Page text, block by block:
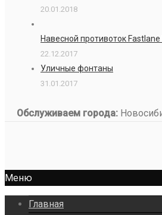
20.01.2018
Навесной противоток
22.12.2017
Уличные фонтаны
31.01.2017
Обслуживаем города:
Меню
Главная